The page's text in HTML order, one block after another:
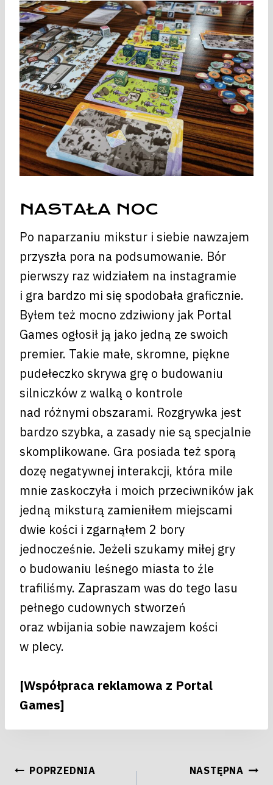
NASTAŁA NOC
Po naparzaniu mikstur i siebie nawzajem
przyszła pora na podsumowanie. Bór
pierwszy raz widziałem na instagramie
i gra bardzo mi się spodobała graficznie.
Byłem też mocno zdziwiony jak Portal
Games ogłosił ją jako jedną ze swoich
premier. Takie małe, skromne, piękne
pudełeczko skrywa grę o budowaniu
silniczków z walką o kontrole
nad różnymi obszarami. Rozgrywka jest
bardzo szybka, a zasady nie są specjalnie
skomplikowane. Gra posiada też sporą
dozę negatywnej interakcji, która mile
mnie zaskoczyła i moich przeciwników jak
jedną miksturą zamieniłem miejscami
dwie kości i zgarnąłem 2 bory
jednocześnie. Jeżeli szukamy miłej gry
o budowaniu leśnego miasta to źle
trafiliśmy. Zapraszam was do tego lasu
pełnego cudownych stworzeń
oraz wbijania sobie nawzajem kości
w plecy.
[Współpraca reklamowa z Portal
Games]
NAWIGACJA
POPRZEDNIA NASTĘPNA